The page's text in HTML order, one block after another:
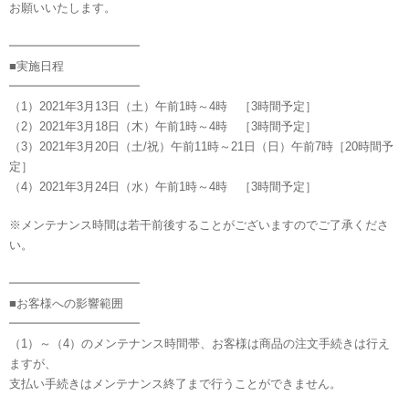
お願いいたします。
━━━━━━━━━━━
■実施日程
━━━━━━━━━━━
（1）2021年3月13日（土）午前1時～4時 ［3時間予定］
（2）2021年3月18日（木）午前1時～4時 ［3時間予定］
（3）2021年3月20日（土/祝）午前11時～21日（日）午前7時［20時間予
定］
（4）2021年3月24日（水）午前1時～4時 ［3時間予定］
※メンテナンス時間は若干前後することがございますのでご了承くださ
い。
━━━━━━━━━━━
■お客様への影響範囲
━━━━━━━━━━━
（1）～（4）のメンテナンス時間帯、お客様は商品の注文手続きは行え
ますが、
支払い手続きはメンテナンス終了まで行うことができません。